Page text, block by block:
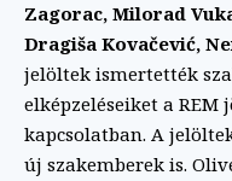
Zagorac, Milorad
Dragiša Kovačević,
jelöltek ismertették
elképzeléseiket a
kapcsolatban. A
új szakemberek is.